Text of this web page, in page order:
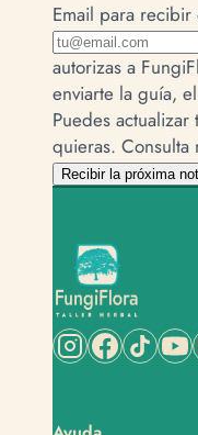
Email para
autorizas a
enviarte la guía,
Puedes
quieras. Consulta
Recibir la próxima